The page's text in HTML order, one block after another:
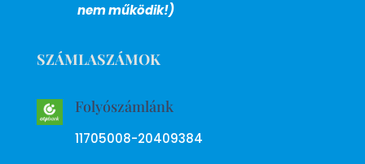
nem működik!)
SZÁMLASZÁMOK
Folyószámlánk
11705008-20409384